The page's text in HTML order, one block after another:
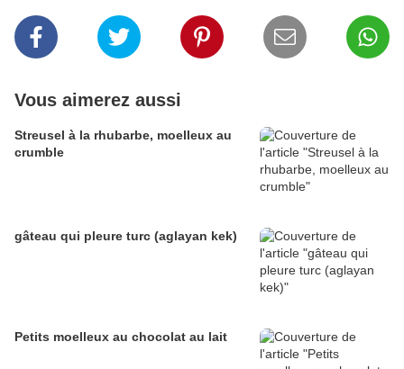
Vous aimerez aussi
Streusel à la rhubarbe, moelleux au
crumble
gâteau qui pleure turc (aglayan kek)
Petits moelleux au chocolat au lait